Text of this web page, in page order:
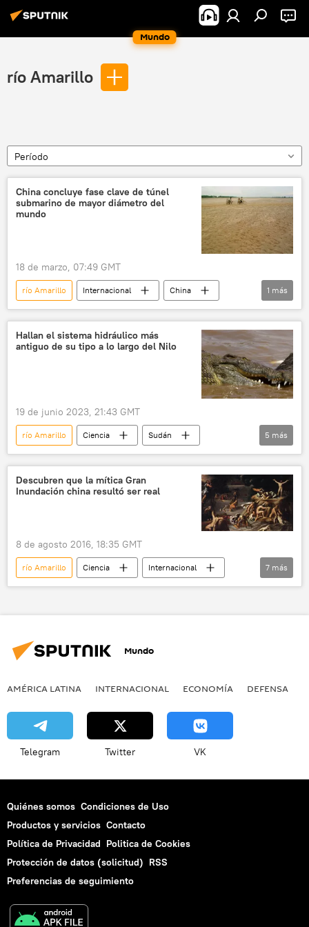
Mundo
río Amarillo
Período
China concluye fase clave de túnel
submarino de mayor diámetro del
mundo
18 de marzo, 07:49 GMT
río Amarillo Internacional
China
Xinhua
1 más
Hallan el sistema hidráulico más
antiguo de su tipo a lo largo del Nilo
19 de junio 2023, 21:43 GMT
río Amarillo Ciencia
Sudán
Egipto
arqueología
🎭 Arte y cultura
El Nilo historia
5 más
Descubren que la mítica Gran
Inundación china resultó ser real
8 de agosto 2016, 18:35 GMT
río Amarillo Ciencia
Internacional
China
Science
inundación
7 más
Mundo
AMÉRICA LATINA INTERNACIONAL ECONOMÍA DEFENSA
Telegram Twitter VK
Quiénes somos Condiciones de Uso
Productos y servicios Contacto
Política de Privacidad Politica de Cookies
Protección de datos (solicitud) RSS
Preferencias de seguimiento